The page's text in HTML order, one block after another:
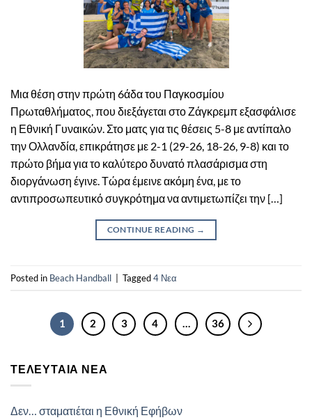
Μια θέση στην πρώτη 6άδα του Παγκοσμίου
Πρωταθλήματος, που διεξάγεται στο Ζάγκρεμπ εξασφάλισε
η Εθνική Γυναικών. Στο ματς για τις θέσεις 5-8 με αντίπαλο
την Ολλανδία, επικράτησε με 2-1 (29-26, 18-26, 9-8) και το
πρώτο βήμα για το καλύτερο δυνατό πλασάρισμα στη
διοργάνωση έγινε. Τώρα έμεινε ακόμη ένα, με το
αντιπροσωπευτικό συγκρότημα να αντιμετωπίζει την […]
CONTINUE READING →
Posted in Beach Handball | Tagged4 Νεα
1 2 3 4 … 36
ΤΕΛΕΥΤΑΊΑ ΝΈΑ
Δεν… σταματιέται η Εθνική Εφήβων